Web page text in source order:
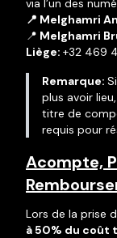
via l’un des
📍 Melghamri
📍 Melghamri
Liège: +32 469
Remarque:
plus avoir lieu,
titre de
requis pour
Acompte,
Lors de la prise
à 50% du coût